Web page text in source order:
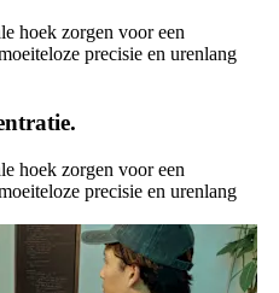
hoek zorgen voor een
precisie en urenlang
hoek zorgen voor een
precisie en urenlang